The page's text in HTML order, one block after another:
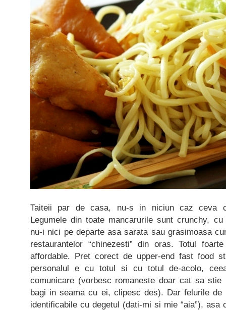
Taiteii par de casa, nu-s in niciun caz ceva
Legumele din toate mancarurile sunt crunchy,
nu-i nici pe departe asa sarata sau grasimoasa
restaurantelor “chinezesti” din oras. Totul
affordable. Pret corect de upper-end fast food
personalul e cu totul si cu totul de-acolo,
comunicare (vorbesc romaneste doar cat sa
bagi in seama cu ei, clipesc des). Dar felurile de
identificabile cu degetul (dati-mi si mie “aia”), asa